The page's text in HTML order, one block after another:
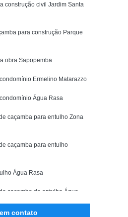
Construção
Construção Civil
de Obras
Entulho
construção civil Jardim Santa
para construção Parque
obra Sapopemba
Ermelino Matarazzo
Água Rasa
caçamba para entulho Zona
caçamba para entulho
Água Rasa
caçamba de entulho Água
contato